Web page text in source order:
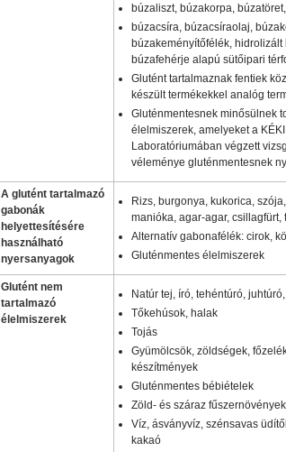
búzaliszt, búzakorpa,
búzacsíra, búzacsíraolaj,
búzakeményítőfélék, hidrolizált
búzafehérje alapú sütőipari
Glutént tartalmaznak fentiek
készült termékekkel analóg
Gluténmentesnek minősülnek
élelmiszerek, amelyeket a
Laboratóriumában végzett
véleménye gluténmentesnek
A glutént tartalmazó
gabonák
helyettesítésére
használható
nyersanyagok
Rizs, burgonya, kukorica,
manióka, agar-agar, csillagfürt,
Alternatív gabonafélék: cirok,
Gluténmentes élelmiszerek
Glutént nem
tartalmazó
élelmiszerek
Natúr tej, író, tehéntúró,
Tőkehúsok, halak
Tojás
Gyümölcsök, zöldségek,
készítmények
Gluténmentes bébiételek
Zöld- és száraz fűszernövények
Víz, ásványvíz, szénsavas
kakaó